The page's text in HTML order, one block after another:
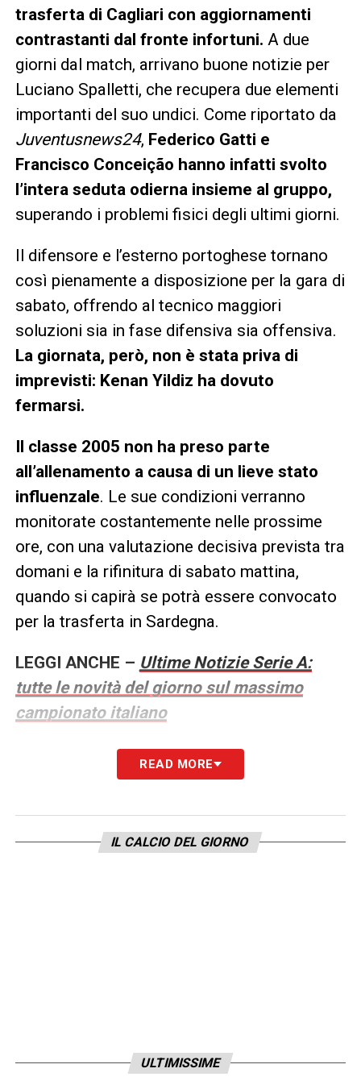
trasferta di Cagliari con aggiornamenti
contrastanti dal fronte infortuni. A due
giorni dal match, arrivano buone notizie per
Luciano Spalletti, che recupera due elementi
importanti del suo undici. Come riportato da
Juventusnews24, Federico Gatti e
Francisco Conceição hanno infatti svolto
l’intera seduta odierna insieme al gruppo,
superando i problemi fisici degli ultimi giorni.
Il difensore e l’esterno portoghese tornano
così pienamente a disposizione per la gara di
sabato, offrendo al tecnico maggiori
soluzioni sia in fase difensiva sia offensiva.
La giornata, però, non è stata priva di
imprevisti: Kenan Yildiz ha dovuto
fermarsi.
Il classe 2005 non ha preso parte
all’allenamento a causa di un lieve stato
influenzale. Le sue condizioni verranno
monitorate costantemente nelle prossime
ore, con una valutazione decisiva prevista tra
domani e la rifinitura di sabato mattina,
quando si capirà se potrà essere convocato
per la trasferta in Sardegna.
LEGGI ANCHE – Ultime Notizie Serie A:
tutte le novità del giorno sul massimo
campionato italiano
LA PLAYLIST DELLE NOSTRE TOP NEWS
READ MORE
IL CALCIO DEL GIORNO
ULTIMISSIME